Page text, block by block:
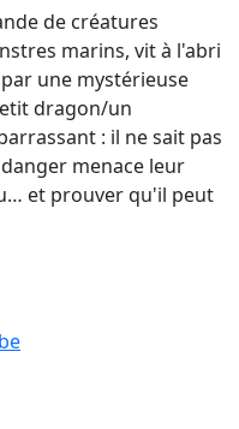
de créatures
marins, vit à l'abri
une mystérieuse
dragon/un
: il ne sait pas
menace leur
et prouver qu'il peut